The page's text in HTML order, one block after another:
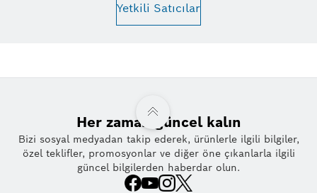
Yetkili Satıcılar
Her zaman güncel kalın
Bizi sosyal medyadan takip ederek, ürünlerle ilgili bilgiler,
özel teklifler, promosyonlar ve diğer öne çıkanlarla ilgili
güncel bilgilerden haberdar olun.